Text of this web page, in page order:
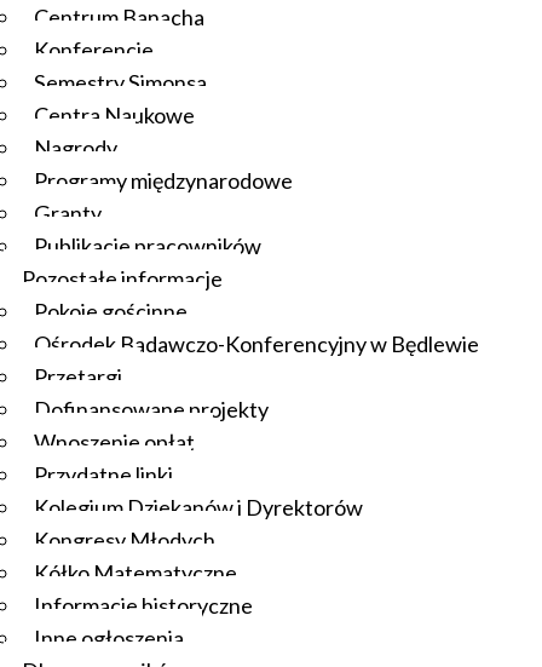
Centrum Banacha
Konferencje
Semestry Simonsa
Centra Naukowe
Nagrody
Programy międzynarodowe
Granty
Publikacje pracowników
Pozostałe informacje
Pokoje gościnne
Ośrodek Badawczo-Konferencyjny w Będlewie
Przetargi
Dofinansowane projekty
Wnoszenie opłat
Przydatne linki
Kolegium Dziekanów i Dyrektorów
Kongresy Młodych
Kółko Matematyczne
Informacje historyczne
Inne ogłoszenia